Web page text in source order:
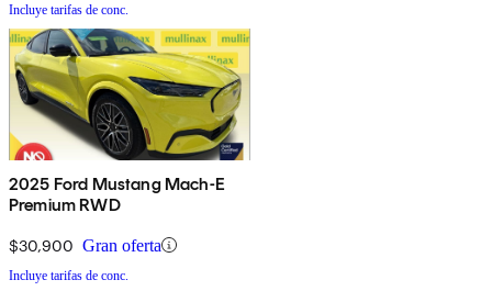
Incluye tarifas de conc.
2025 Ford Mustang Mach-E
Premium RWD
$30,900 Gran oferta
Incluye tarifas de conc.